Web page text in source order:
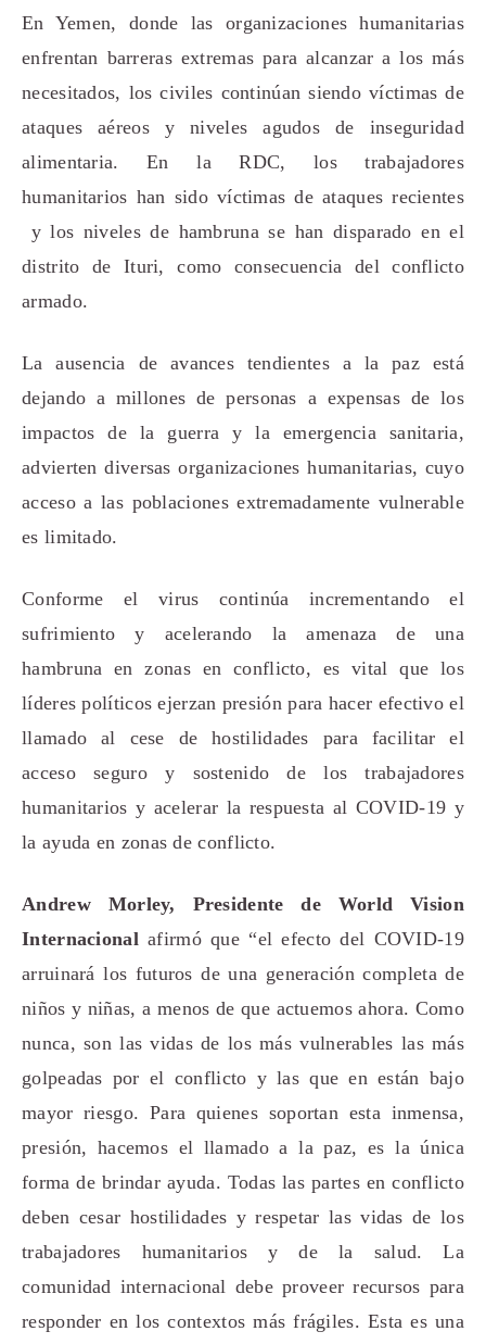
En Yemen, donde las organizaciones humanitarias
enfrentan barreras extremas para alcanzar a los más
necesitados, los civiles continúan siendo víctimas de
ataques aéreos y niveles agudos de inseguridad
alimentaria. En la RDC, los trabajadores
humanitarios han sido víctimas de ataques recientes
y los niveles de hambruna se han disparado en el
distrito de Ituri, como consecuencia del conflicto
armado.
La ausencia de avances tendientes a la paz está
dejando a millones de personas a expensas de los
impactos de la guerra y la emergencia sanitaria,
advierten diversas organizaciones humanitarias, cuyo
acceso a las poblaciones extremadamente vulnerable
es limitado.
Conforme el virus continúa incrementando el
sufrimiento y acelerando la amenaza de una
hambruna en zonas en conflicto, es vital que los
líderes políticos ejerzan presión para hacer efectivo el
llamado al cese de hostilidades para facilitar el
acceso seguro y sostenido de los trabajadores
humanitarios y acelerar la respuesta al COVID-19 y
la ayuda en zonas de conflicto.
Andrew Morley, Presidente de World Vision
Internacional afirmó que “el efecto del COVID-19
arruinará los futuros de una generación completa de
niños y niñas, a menos de que actuemos ahora. Como
nunca, son las vidas de los más vulnerables las más
golpeadas por el conflicto y las que en están bajo
mayor riesgo. Para quienes soportan esta inmensa,
presión, hacemos el llamado a la paz, es la única
forma de brindar ayuda. Todas las partes en conflicto
deben cesar hostilidades y respetar las vidas de los
trabajadores humanitarios y de la salud. La
comunidad internacional debe proveer recursos para
responder en los contextos más frágiles. Esta es una